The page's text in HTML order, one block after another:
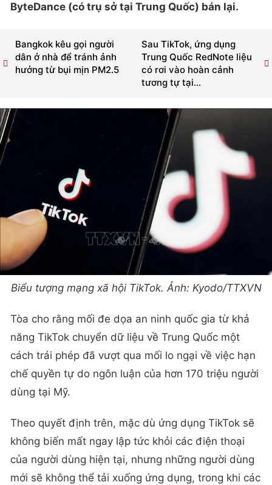
ByteDance (có trụ sở tại Trung Quốc) bán lại.
Sau TikTok, ứng dụng
Trung Quốc RedNote liệu
có rơi vào hoàn cảnh
tương tự tại...
Bangkok kêu gọi người
dân ở nhà để tránh ảnh
hưởng từ bụi mịn PM2.5
Biểu tượng mạng xã hội TikTok. Ảnh: Kyodo/TTXVN
Tòa cho rằng mối đe dọa an ninh quốc gia từ khả
năng TikTok chuyển dữ liệu về Trung Quốc một
cách trái phép đã vượt qua mối lo ngại về việc hạn
chế quyền tự do ngôn luận của hơn 170 triệu người
dùng tại Mỹ.
Theo quyết định trên, mặc dù ứng dụng TikTok sẽ
không biến mất ngay lập tức khỏi các điện thoại
của người dùng hiện tại, nhưng những người dùng
mới sẽ không thể tải xuống ứng dụng, trong khi các